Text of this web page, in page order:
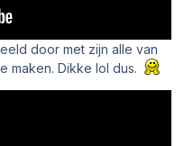
door met zijn alle van
maken. Dikke lol dus.